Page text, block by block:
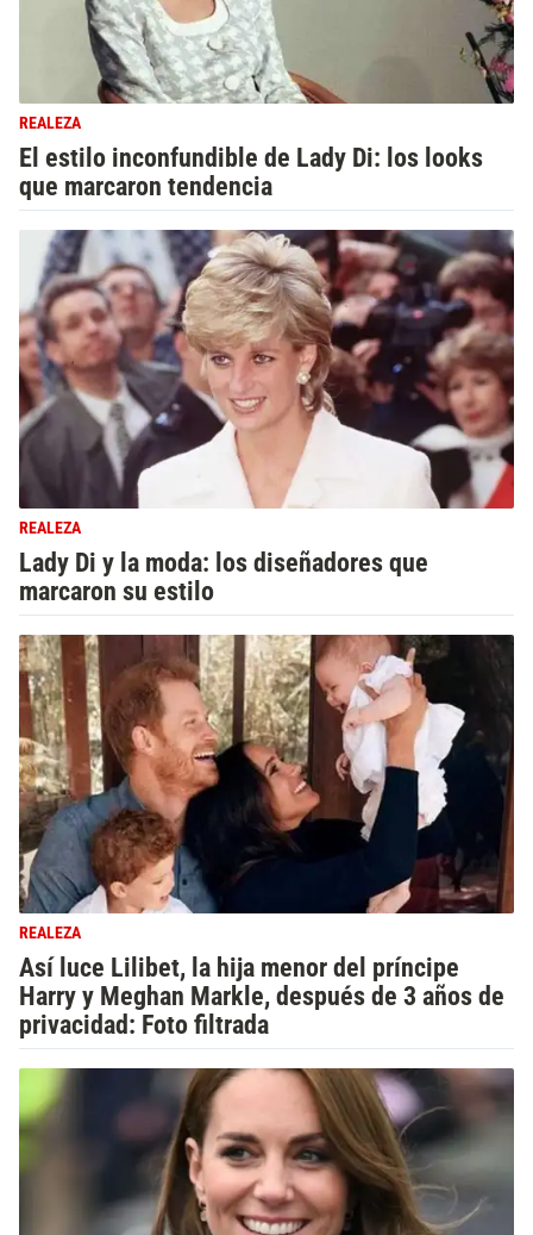
REALEZA
El estilo inconfundible de Lady Di: los looks
que marcaron tendencia
REALEZA
Lady Di y la moda: los diseñadores que
marcaron su estilo
REALEZA
Así luce Lilibet, la hija menor del príncipe
Harry y Meghan Markle, después de 3 años de
privacidad: Foto filtrada